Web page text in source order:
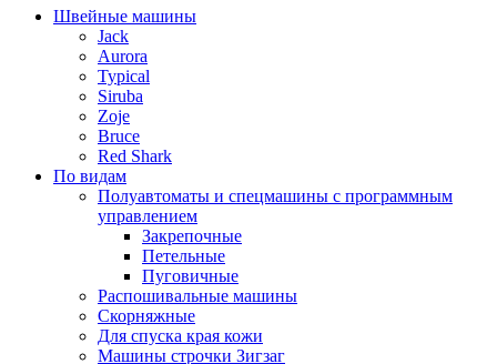
Швейные машины
Jack
Aurora
Typical
Siruba
Zoje
Bruce
Red Shark
По видам
Полуавтоматы и спецмашины с программным
управлением
Закрепочные
Петельные
Пуговичные
Распошивальные машины
Скорняжные
Для спуска края кожи
Машины строчки Зигзаг